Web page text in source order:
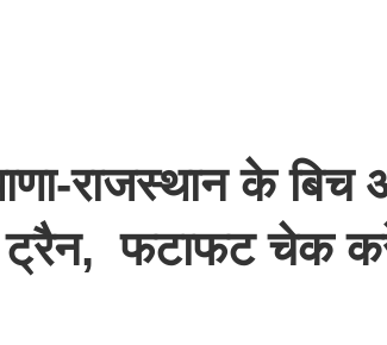
राजस्थान के
फटाफट चेक